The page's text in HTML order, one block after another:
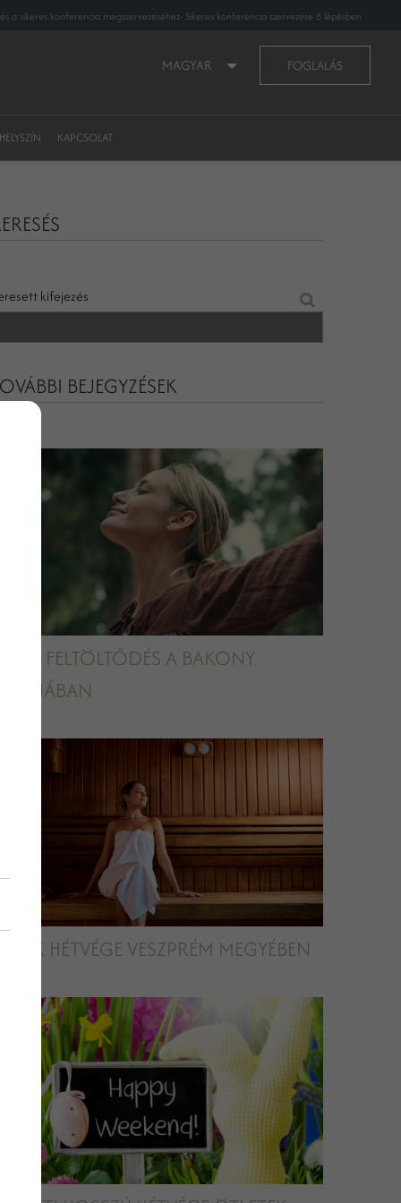
a sikeres konferencia megszervezéséhez- Sikeres konferencia szervezése 8 lépésben
MAGYAR FOGLALÁS
KAPCSOLAT
kifejezés
BEJEGYZÉSEK
NYÁRI FELTÖLTŐDÉS A BAKONY
KAPUJÁBAN
RELAX HÉTVÉGE VESZPRÉM MEGYÉBEN